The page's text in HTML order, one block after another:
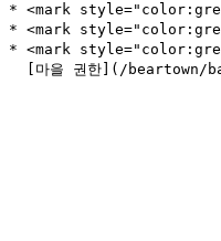
* <mark
* <mark
* <mark